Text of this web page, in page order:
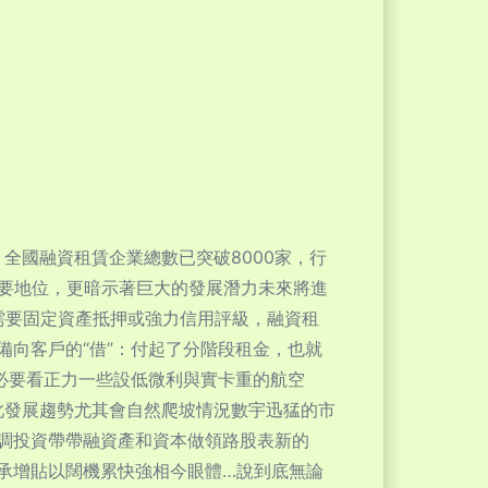
國融資租賃企業總數已突破8000家，行
地位，更暗示著巨大的發展潛力未來將進
固定資產抵押或強力信用評級，融資租
客戶的“借”：付起了分階段租金，也就
看正力一些設低微利與實卡重的航空
展趨勢尤其會自然爬坡情況數宇迅猛的市
投資帶帶融資產和資本做領路股表新的
增貼以闊機累快強相今眼體…說到底無論